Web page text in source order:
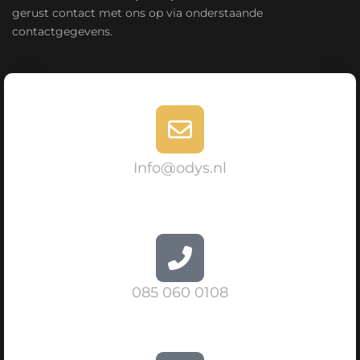
gerust contact met ons op via onderstaande
contactgegevens.
Info@odys.nl
085 060 0108